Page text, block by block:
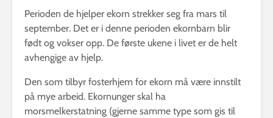
Perioden de hjelper ekorn strekker seg fra mars til
september. Det er i denne perioden ekornbarn blir
født og vokser opp. De første ukene i livet er de helt
avhengige av hjelp.
Den som tilbyr fosterhjem for ekorn må være innstilt
på mye arbeid. Ekornunger skal ha
morsmelkerstatning (gjerne samme type som gis til